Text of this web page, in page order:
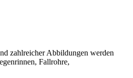
zahlreicher Abbildungen werden
Fallrohre,